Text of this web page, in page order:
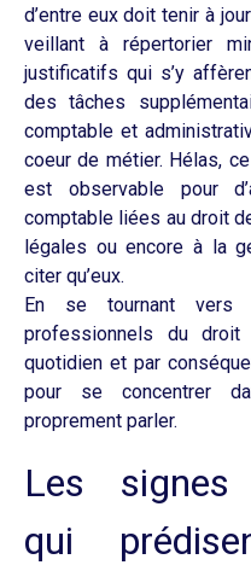
d’entre eux doit tenir à
veillant à répertorier
justificatifs qui s’y
des tâches
comptable et
coeur de métier. Hélas,
est observable pour
comptable liées au droit
légales ou encore à la
citer qu’eux.
En se tournant vers
professionnels du
quotidien et par
pour se concentrer
proprement parler.
Les signes
qui